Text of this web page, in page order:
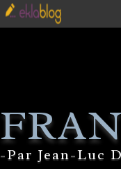
-Par Jean-Luc